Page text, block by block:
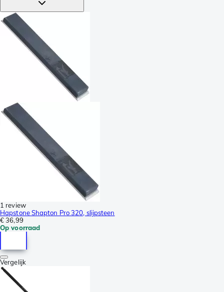
1 review
Hapstone Shapton Pro 320, slijpsteen
€ 36,99
Op voorraad
Vergelijk